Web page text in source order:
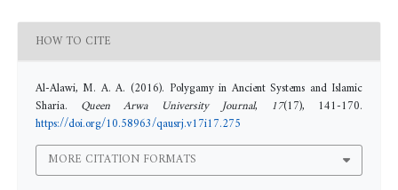
HOW TO CITE
Al-Alawi, M. A. A. (2016). Polygamy in Ancient Systems and Islamic
Sharia. Queen Arwa University Journal, 17(17), 141-170.
https://doi.org/10.58963/qausrj.v17i17.275
MORE CITATION FORMATS